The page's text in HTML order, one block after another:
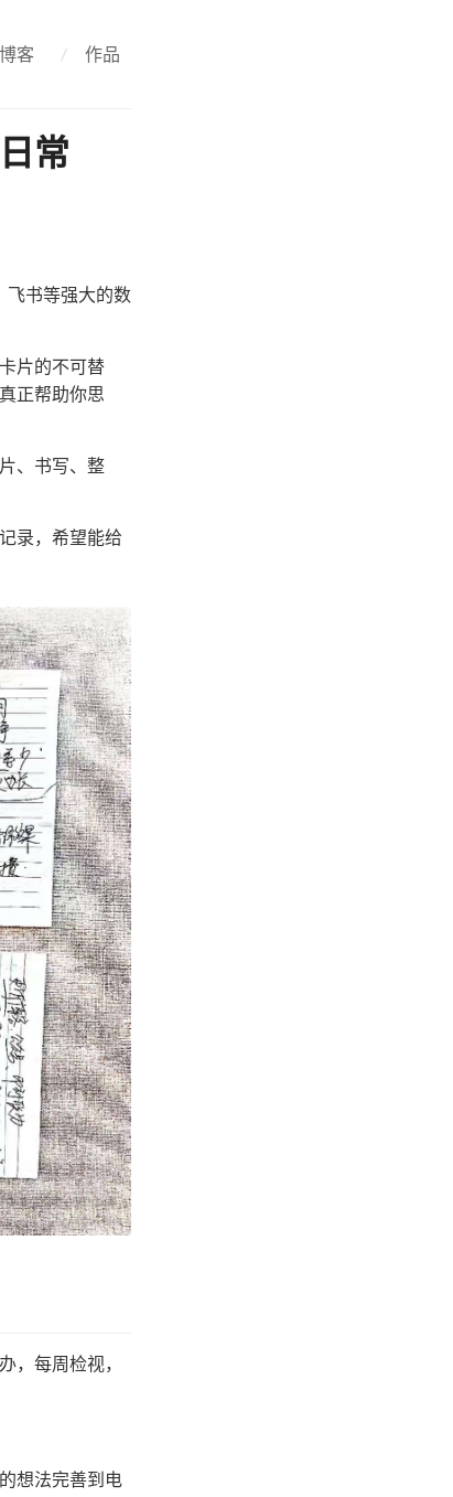
博客 / 作品
常
飞书等强大的数
片的不可替
正帮助你思
、书写、整
录，希望能给
，每周检视，
想法完善到电